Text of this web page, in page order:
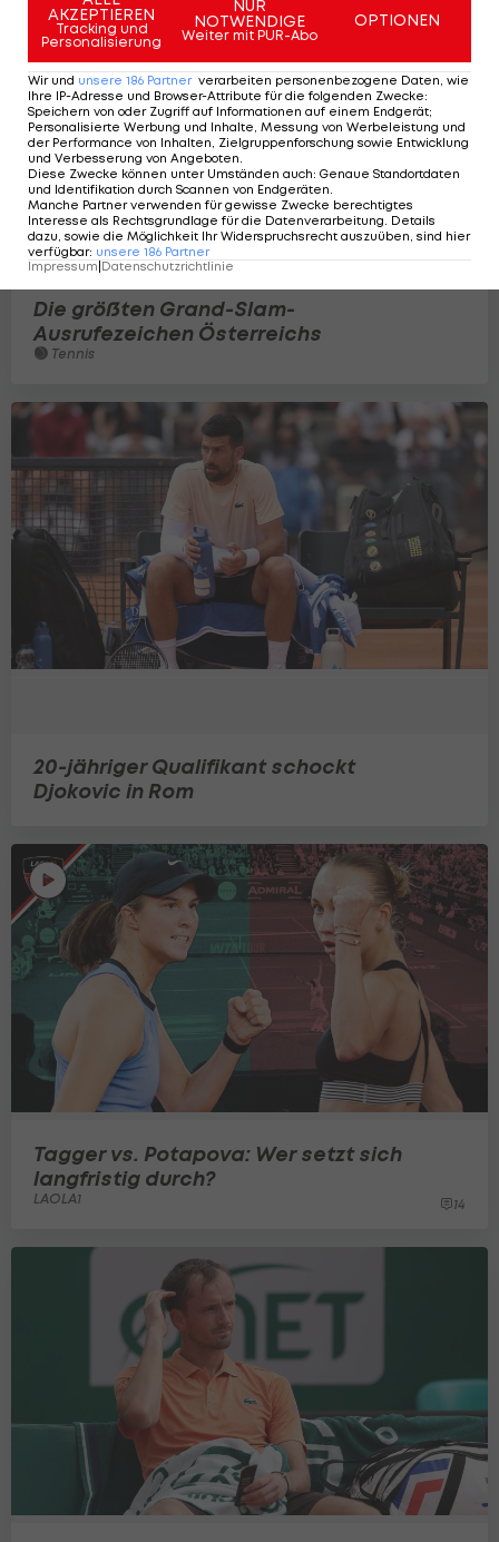
Die größten Grand-Slam-
Ausrufezeichen Österreichs
Tennis
20-jähriger Qualifikant schockt
Djokovic in Rom
Tagger vs. Potapova: Wer setzt sich
langfristig durch?
LAOLA1 14
AKZEPTIEREN
Tracking und
Personalisierung
NUR
NOTWENDIGE
Weiter mit PUR-Abo
OPTIONEN
Wir und unsere 186 Partner verarbeiten personenbezogene Daten, wie
Ihre IP-Adresse und Browser-Attribute für die folgenden Zwecke:
Speichern von oder Zugriff auf Informationen auf einem Endgerät;
Personalisierte Werbung und Inhalte, Messung von Werbeleistung und
der Performance von Inhalten, Zielgruppenforschung sowie Entwicklung
und Verbesserung von Angeboten.
Diese Zwecke können unter Umständen auch: Genaue Standortdaten
und Identifikation durch Scannen von Endgeräten.
Manche Partner verwenden für gewisse Zwecke berechtigtes
Interesse als Rechtsgrundlage für die Datenverarbeitung. Details
dazu, sowie die Möglichkeit Ihr Widerspruchsrecht auszuüben, sind hier
verfügbar: unsere 186 Partner
Impressum Datenschutzrichtlinie